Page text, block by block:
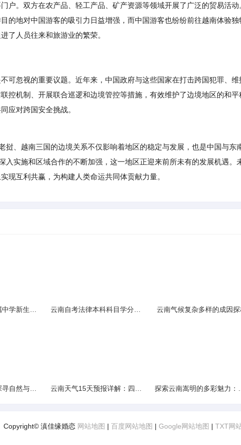
户。双方在农产品、轻工产品、矿产资源等领域开展了广泛的贸易活动
的地对中国游客的吸引力日益增强，而中国游客也纷纷前往越南体验独
了人员往来和旅游业的繁荣。
可忽视的重要议题。近年来，中国政府与这些国家在打击跨国犯罪、维
控机制、开展联合巡逻和边境管控等措施，有效维护了边境地区的和平
应对跨国安全挑战。
、越南三国的边境关系不仅影响着地区的稳定与发展，也是中国与东
入实施和区域合作的不断加强，这一地区正迎来前所未有的发展机遇。
现互利共赢，为构建人类命运共同体贡献力量。
云南气候复杂多样的成因
Copyright© 滇佳缘婚恋 网站地图 | 百度网站地图 | Google网站地图 | TXT网